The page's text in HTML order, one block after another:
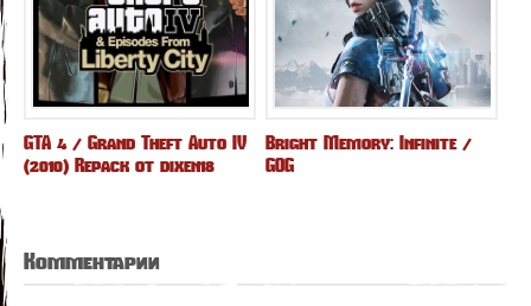
GTA 4 / Grand Theft Auto IV
(2010) Repack от dixen18
Bright Memory: Infinite /
GOG
Комментарии